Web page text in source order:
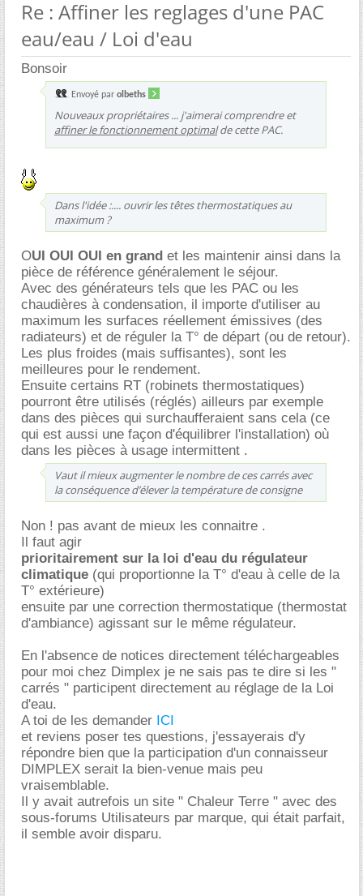
Re : Affiner les reglages d'une PAC
eau/eau / Loi d'eau
Bonsoir
Envoyé par olbeths
Nouveaux propriétaires ... j'aimerai comprendre et
affiner le fonctionnement optimalde cette PAC.
Dans l'idée :.... ouvrir les têtes thermostatiques au
maximum ?
OUI OUI OUI en grand et les maintenir ainsi dans la
pièce de référence généralement le séjour.
Avec des générateurs tels que les PAC ou les
chaudières à condensation, il importe d'utiliser au
maximum les surfaces réellement émissives (des
radiateurs) et de réguler la T° de départ (ou de retour).
Les plus froides (mais suffisantes), sont les
meilleures pour le rendement.
Ensuite certains RT (robinets thermostatiques)
pourront être utilisés (réglés) ailleurs par exemple
dans des pièces qui surchaufferaient sans cela (ce
qui est aussi une façon d'équilibrer l'installation) où
dans les pièces à usage intermittent .
Vaut il mieux augmenter le nombre de ces carrés avec
la conséquence d’élever la température de consigne
Non ! pas avant de mieux les connaitre .
Il faut agir
prioritairement sur la loi d'eau du régulateur
climatique (qui proportionne la T° d'eau à celle de la
T° extérieure)
ensuite par une correction thermostatique (thermostat
d'ambiance) agissant sur le même régulateur.
En l'absence de notices directement téléchargeables
pour moi chez Dimplex je ne sais pas te dire si les "
carrés " participent directement au réglage de la Loi
d'eau.
A toi de les demander ICI
et reviens poser tes questions, j'essayerais d'y
répondre bien que la participation d'un connaisseur
DIMPLEX serait la bien-venue mais peu
vraisemblable.
Il y avait autrefois un site " Chaleur Terre " avec des
sous-forums Utilisateurs par marque, qui était parfait,
il semble avoir disparu.